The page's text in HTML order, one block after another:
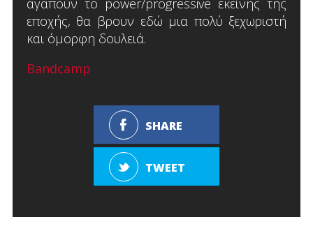
εποχής, θα βρουν εδώ μια πολύ ξεχωριστή
και όμορφη δουλειά.
Bandcamp
SHARE
TWEET